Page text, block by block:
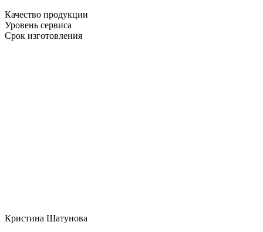
Качество продукции
Уровень сервиса
Срок изготовления
Кристина Шатунова